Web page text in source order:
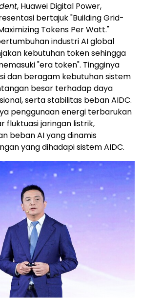
, Huawei Digital Power,
bertajuk "Building Grid-
Tokens Per Watt."
industri AI global
kebutuhan token sehingga
"era token". Tingginya
dan beragam kebutuhan sistem
besar terhadap daya
serta stabilitas beban AIDC.
penggunaan energi terbarukan
fluktuasi jaringan listrik,
beban AI yang dinamis
yang dihadapi sistem AIDC.